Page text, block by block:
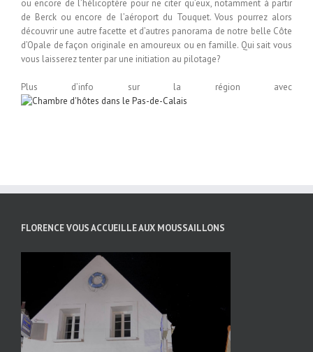
ou encore de l’hélicoptère pour ne citer qu’eux, notamment à partir
de Berck ou encore de l’aéroport du Touquet. Vous pourrez alors
découvrir une autre facette et d’autres panorama de notre belle Côte
d’Opale de façon originale en amoureux ou en famille. Qui sait vous
vous laisserez tenter par une initiation au pilotage?
Plus d’info sur la région avec
FLORENCE VOUS ACCUEILLE AUX MOUSSAILLONS